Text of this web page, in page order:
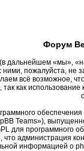
Форум
дальнейшем «мы»,
пожалуйста, не
всё возможное,
так как
Teams»),
для программного
что администрация
информацией о